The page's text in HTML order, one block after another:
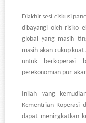
Diakhir sesi diskusi
dibayangi oleh risiko
global yang masih
masih akan cukup
untuk berkoperasi
perekonomian pun
Inilah yang
Kementrian Koperasi
dapat meningkatkan